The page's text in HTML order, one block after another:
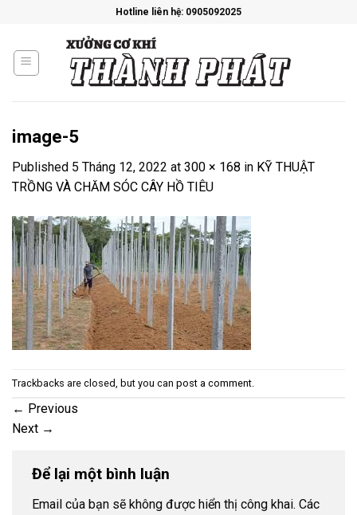
content
Hotline liên hệ: 0905092025
image-5
Published 5 Tháng 12, 2022 at 300 × 168 in KỸ THUẬT
TRỒNG VÀ CHĂM SÓC CÂY HỒ TIÊU
Trackbacks are closed, but you can post a comment
← Previous
Next →
Để lại một bình luận
Email của bạn sẽ không được hiển thị công khai. Các